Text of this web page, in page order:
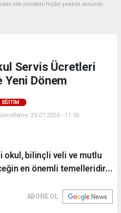
site yönetimi hiçbir şekilde sorumlu
Servis Ücretleri
Yeni Dönem
EĞİTİM
29.07.2026 - 11:50
okul, bilinçli veli ve mutlu
en önemli temelleridir...
ABONE OL